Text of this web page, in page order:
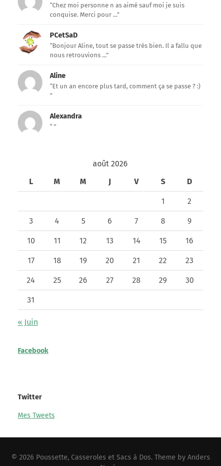
“Chez moi personne n as aimé sauf moi je suis
conquise. Merci pour ...”
PCetSaD
“Bonjour Aline, tout se passe très bien. Il a fallu que
nous retrouvions ...”
Aline
“Et un an encore plus tard, comment ça se passe ? :)
”
Alexandra
“ ”
août 2026
L
M M J V S D
1 2
3 4 5 6 7 8 9
10 11 12 13 14 15 16
17 18 19 20 21 22 23
24 25 26 27 28 29 30
31
« Juin
Facebook
Twitter
Mes Tweets
© 2026 Poussette, Casseroles et Sacs à Dos. Theme by Anders